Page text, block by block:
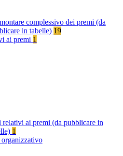
complessivo dei premi (da
in tabelle) 19
ai premi 1
relativi ai premi (da pubblicare in
1
organizzativo